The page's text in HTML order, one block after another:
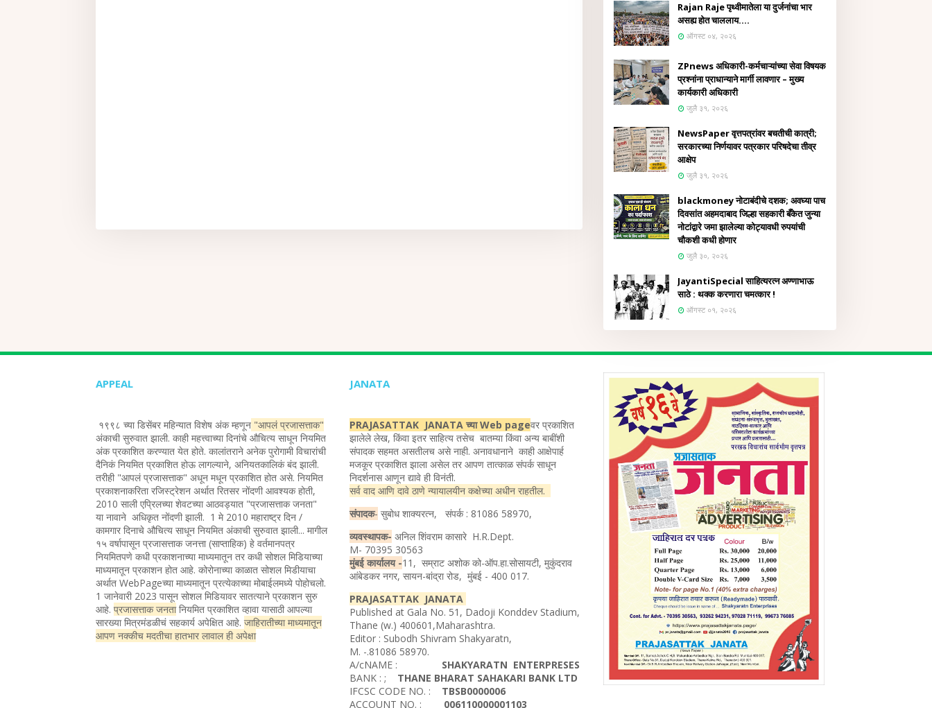
Rajan Raje पृथ्वीमातेला या दुर्जनांचा भार
असह्य होत चाललाय....
ऑगस्ट ०४, २०२६
ZPnews अधिकारी-कर्मचाऱ्यांच्या सेवा विषयक
प्रश्नांना प्राधान्याने मार्गी लावणार – मुख्य
कार्यकारी अधिकारी
जुलै ३१, २०२६
NewsPaper वृत्तपत्रांवर बचतीची कात्री;
सरकारच्या निर्णयावर पत्रकार परिषदेचा तीव्र
आक्षेप
जुलै ३१, २०२६
blackmoney नोटाबंदीचे दशक; अवघ्या पाच
दिवसांत अहमदाबाद जिल्हा सहकारी बँकेत जुन्या
नोटांद्वारे जमा झालेल्या कोट्यावधी रुपयांची
चौकशी कधी होणार
जुलै ३०, २०२६
JayantiSpecial साहित्यरत्न अण्णाभाऊ
साठे : थक्क करणारा चमत्कार !
ऑगस्ट ०१, २०२६
APPEAL
१९९८ च्या डिसेंबर महिन्यात विशेष अंक म्हणून "आपलं प्रजासत्ताक"
अंकाची सुरुवात झाली. काही महत्त्वाच्या दिनांचे औचित्य साधून नियमित
अंक प्रकाशित करण्यात येत होते. कालांतराने अनेक पुरोगामी विचारांची
दैनिकं नियमित प्रकाशित होऊ लागल्याने, अनियतकालिकं बंद झाली.
तरीही "आपलं प्रजासत्ताक" अधून मधून प्रकाशित होत असे. नियमित
प्रकाशनाकरिता रजिस्ट्रेशन अर्थात रितसर नोंदणी आवश्यक होती,
2010 साली एप्रिलच्या शेवटच्या आठवड्यात "प्रजासत्ताक जनता"
या नावाने अधिकृत नोंदणी झाली. 1 मे 2010 महाराष्ट्र दिन /
कामगार दिनाचे औचित्य साधून नियमित अंकाची सुरुवात झाली... मागील
१५ वर्षापासून प्रजासत्ताक जनत्ता (साप्ताहिक) हे वर्तमानपत्र
नियमितपणे कधी प्रकाशनाच्या माध्यमातून तर कधी सोशल मिडियाच्या
माध्यमातून प्रकाशन होत आहे. कोरोनाच्या काळात सोशल मिडीयाचा
अर्थात WebPageच्या माध्यमातून प्रत्येकाच्या मोबाईलमध्ये पोहोचलो.
1 जानेवारी 2023 पासून सोशल मिडियावर सातत्याने प्रकाशन सुरु
आहे. प्रजासत्ताक जनतानियमित प्रकाशित व्हावा यासाठी आपल्या
सारख्या मित्रमंडळीचं सहकार्य अपेक्षित आहे. जाहिरातीच्या माध्यमातून
आपण नक्कीच मदतीचा हातभार लावाल ही अपेक्षा
JANATA
PRAJASATTAK JANATA च्या Web pageवर प्रकाशित
झालेले लेख, किंवा इतर साहित्य तसेच बातम्या किंवा अन्य बाबींशी
संपादक सहमत असतीलच असे नाही. अनावधानाने काही आक्षेपार्ह
मजकूर प्रकाशित झाला असेल तर आपण तात्काळ संपर्क साधून
निदर्शनास आणून द्यावे ही विनंती.
सर्व वाद आणि दावे ठाणे न्यायालयीन कक्षेच्या अधीन राहतील.
संपादक- सुबोध शाक्यरत्न, संपर्क : 81086 58970,
व्यवस्थापक- अनिल शिंवराम कासारे H.R.Dept.
M- 70395 30563
मुंबई कार्यालय -11, सम्राट अशोक को-ऑप.हा.सोसायटी, मुकुंदराव
आंबेडकर नगर, सायन-बांद्रा रोड, मुंबई - 400 017.
PRAJASATTAK JANATA
Published at Gala No. 51, Dadoji Konddev Stadium,
Thane (w.) 400601,Maharashtra.
Editor : Subodh Shivram Shakyaratn,
M. -.81086 58970.
A/cNAME : SHAKYARATN ENTERPRESES
BANK : ; THANE BHARAT SAHAKARI BANK LTD
IFCSC CODE NO. : TBSB0000006
ACCOUNT NO. : 006110000001103